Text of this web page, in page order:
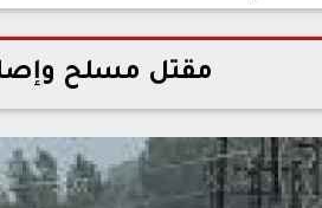
مقتل مسلح